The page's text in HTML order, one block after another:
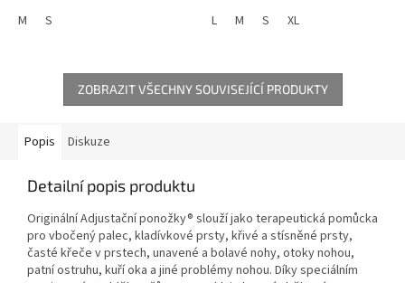
M
S
L
M S XL
ZOBRAZIT VŠECHNY SOUVISEJÍCÍ PRODUKTY
Popis Diskuze
Detailní popis produktu
Originální Adjustační ponožky® slouží jako terapeutická pomůcka
pro vbočený palec, kladívkové prsty, křivé a stísněné prsty,
časté křeče v prstech, unavené a bolavé nohy, otoky nohou,
patní ostruhu, kuří oka a jiné problémy nohou. Díky speciálním